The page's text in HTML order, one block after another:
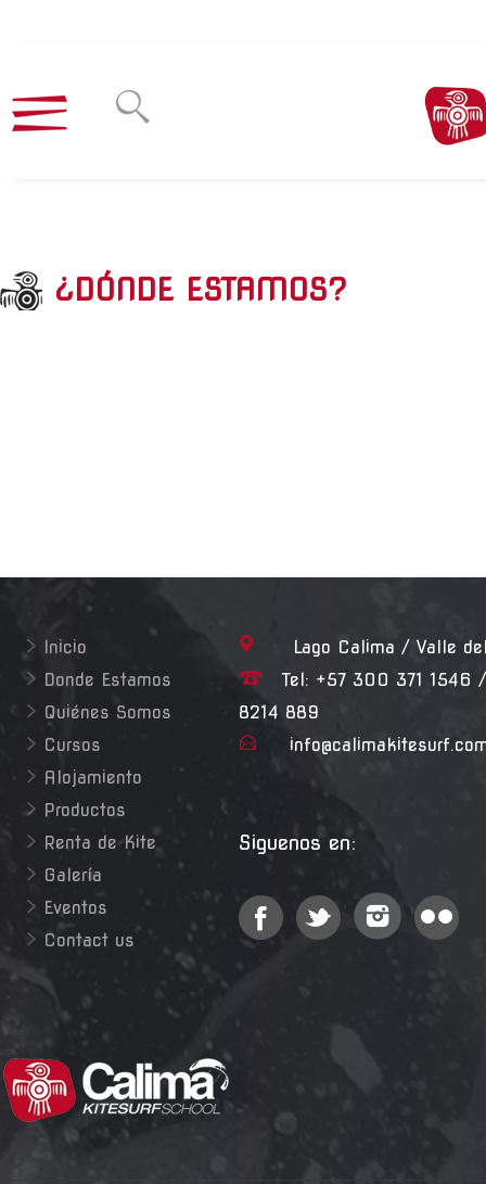
¿DÓNDE ESTAMOS?
Inicio
Donde Estamos
Quiénes Somos
Cursos
Alojamiento
Productos
Renta de Kite
Galería
Eventos
Contact us
Lago Calima / Valle del
Tel: +57 300 371 1546 /
8214 889
Siguenos en: